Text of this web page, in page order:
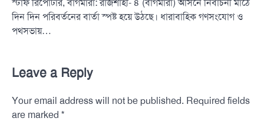
স্টাফ রিপোর্টার, বাগমারা: রাজশাহী- ৪ (বাগমারা) আসনে নির্বাচনী মাঠে
দিন দিন পরিবর্তনের বার্তা স্পষ্ট হয়ে উঠছে। ধারাবাহিক গণসংযোগ ও
পথসভায়…
Leave a Reply
Your email address will not be published. Required fields
are marked *